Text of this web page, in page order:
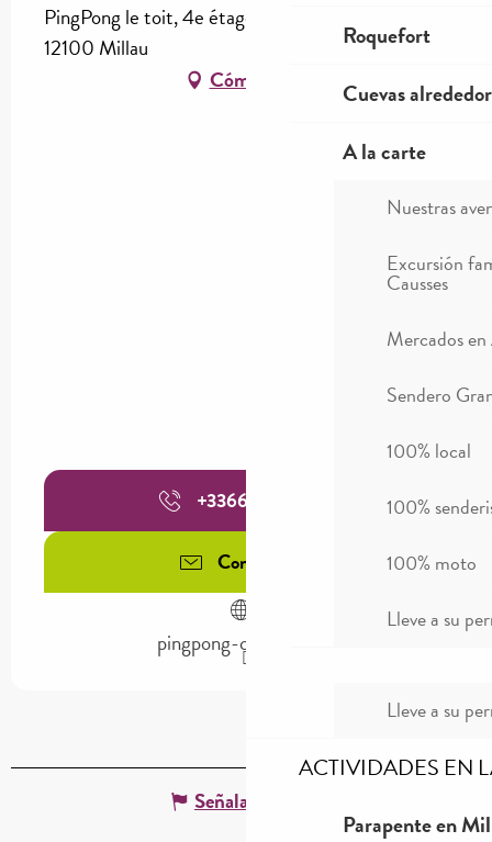
Roquefort
Cuevas
A la carte
Nuestras
Excursión
Causses
Mercados
Sendero
100% local
100%
100% moto
Lleve a su
Lleve a su
ACTIVIDADES EN
Parapente en
PingPong le toit, 4e étage (avec ascenseur),
12100 Millau
Cómo llegar
+336638585
Contáctenos
pingpong-cowork.com
Señalar un error